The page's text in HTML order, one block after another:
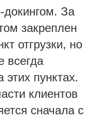
докингом. За
закреплен
отгрузки, но
всегда
этих пунктах.
клиентов
сначала с